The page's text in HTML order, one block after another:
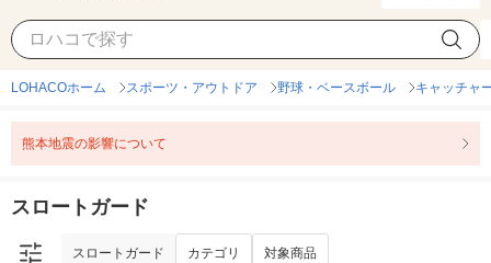
スロートガード
LOHACOホーム スポーツ・アウトドア 野球・ベースボール キャッチャ
熊本地震の影響について
スロートガード
スロートガード カテゴリ 対象商品